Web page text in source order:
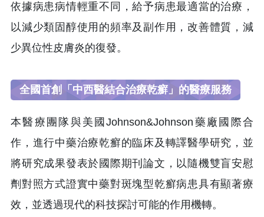
依據病患病情輕重不同，給予病患最適當的治療，
以減少類固醇使用的頻率及副作用，改善體質，減
少異位性皮膚炎的復發。
全國首創「中西醫結合治療乾癬」的醫療服務
本醫療團隊與美國Johnson&Johnson藥廠國際合
作，進行中藥治療乾癬的臨床及轉譯醫學研究，並
將研究成果發表於國際期刊論文，以隨機雙盲安慰
劑對照方式證實中藥對斑塊型乾癬病患具有顯著療
效，並透過現代的科技探討可能的作用機轉。